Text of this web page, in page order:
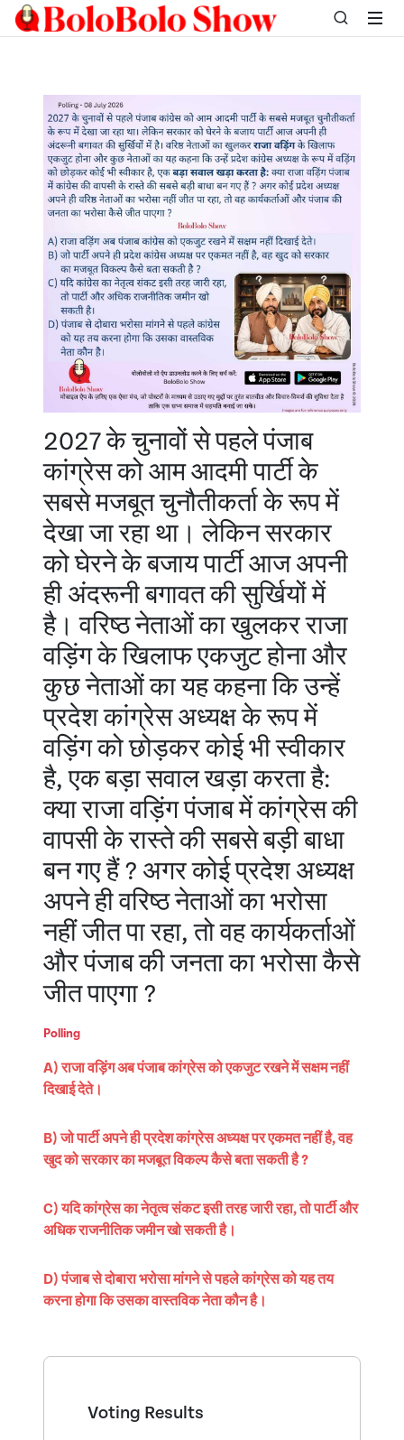
2027 के चुनावों से पहले पंजाब
कांग्रेस को आम आदमी पार्टी के
सबसे मजबूत चुनौतीकर्ता के रूप में
देखा जा रहा था। लेकिन सरकार
को घेरने के बजाय पार्टी आज अपनी
ही अंदरूनी बगावत की सुर्खियों में
है। वरिष्ठ नेताओं का खुलकर राजा
वड़िंग के खिलाफ एकजुट होना और
कुछ नेताओं का यह कहना कि उन्हें
प्रदेश कांग्रेस अध्यक्ष के रूप में
वड़िंग को छोड़कर कोई भी स्वीकार
है, एक बड़ा सवाल खड़ा करता है:
क्या राजा वड़िंग पंजाब में कांग्रेस की
वापसी के रास्ते की सबसे बड़ी बाधा
बन गए हैं ? अगर कोई प्रदेश अध्यक्ष
अपने ही वरिष्ठ नेताओं का भरोसा
नहीं जीत पा रहा, तो वह कार्यकर्ताओं
और पंजाब की जनता का भरोसा कैसे
जीत पाएगा ?
Polling
A) राजा वड़िंग अब पंजाब कांग्रेस को एकजुट रखने में सक्षम नहीं
दिखाई देते।
B) जो पार्टी अपने ही प्रदेश कांग्रेस अध्यक्ष पर एकमत नहीं है, वह
खुद को सरकार का मजबूत विकल्प कैसे बता सकती है ?
C) यदि कांग्रेस का नेतृत्व संकट इसी तरह जारी रहा, तो पार्टी और
अधिक राजनीतिक जमीन खो सकती है।
D) पंजाब से दोबारा भरोसा मांगने से पहले कांग्रेस को यह तय
करना होगा कि उसका वास्तविक नेता कौन है।
Voting Results